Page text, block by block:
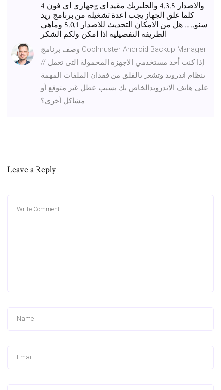
جهازي اي فون 4g والاصدار 4.3.5 والجلبريك مقيد اي
كلما غلق الجهاز يجب اعدة تشغيله من برنامج ريد
سنو….. هل من الامكان التحديث للاصدار 5.0.1 وماهي
الطريقه التفصيليه اذا امكن ولكم الشكر
وصف برنامج Coolmuster Android Backup Manager
// إذا كنت أحد مستخدمي الاجهزة المحمولة التى تعمل
بنظام اندرويد وتشعر بالقلق من فقدان الملفات المهمة
على هاتف الاندرويدالخاص بك بسبب عطل غير متوقع أو
مشاكل أخرى؟.
Leave a Reply